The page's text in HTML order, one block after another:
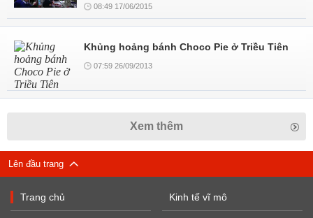
08:49 17/06/2015
Khủng hoảng bánh Choco Pie ở Triều Tiên
07:59 26/09/2013
Xem thêm
Lên đầu trang
Trang chủ Kinh tế vĩ mô